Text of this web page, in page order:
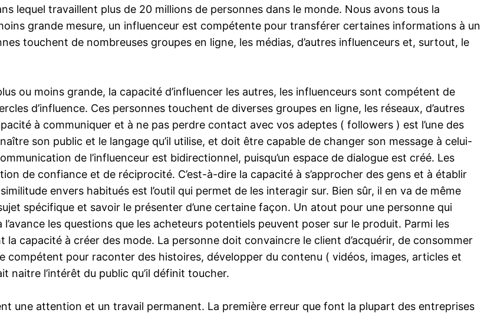
lequel travaillent plus de 20 millions de personnes dans le monde. Nous avons tous la
grande mesure, un influenceur est compétente pour transférer certaines informations à un
touchent de nombreuses groupes en ligne, les médias, d’autres influenceurs et, surtout, le
ou moins grande, la capacité d’influencer les autres, les influenceurs sont compétent de
d’influence. Ces personnes touchent de diverses groupes en ligne, les réseaux, d’autres
à communiquer et à ne pas perdre contact avec vos adeptes ( followers ) est l’une des
son public et le langage qu’il utilise, et doit être capable de changer son message à celui-
de l’influenceur est bidirectionnel, puisqu’un espace de dialogue est créé. Les
de confiance et de réciprocité. C’est-à-dire la capacité à s’approcher des gens et à établir
envers habitués est l’outil qui permet de les interagir sur. Bien sûr, il en va de même
spécifique et savoir le présenter d’une certaine façon. Un atout pour une personne qui
les questions que les acheteurs potentiels peuvent poser sur le produit. Parmi les
la capacité à créer des mode. La personne doit convaincre le client d’acquérir, de consommer
compétent pour raconter des histoires, développer du contenu ( vidéos, images, articles et
naitre l’intérêt du public qu’il définit toucher.
une attention et un travail permanent. La première erreur que font la plupart des entreprises